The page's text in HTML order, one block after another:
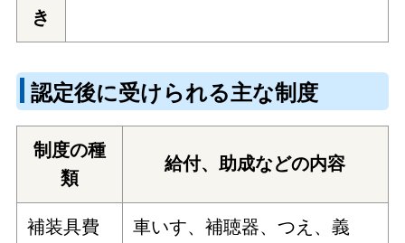
き
認定後に受けられる主な制度
制度の種
類
給付、助成などの内容
補装具費
車いす、補聴器、つえ、義